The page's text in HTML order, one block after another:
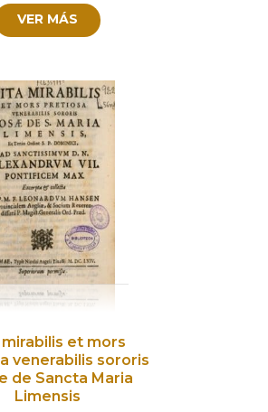
VER MÁS
et mors
venerabilis sororis
de Sancta Maria
Limensis